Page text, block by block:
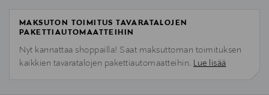
MAKSUTON TOIMITUS TAVARATALOJEN
PAKETTIAUTOMAATTEIHIN
Nyt kannattaa shoppailla! Saat maksuttoman toimituksen
kaikkien tavaratalojen pakettiautomaatteihin. Lue lisää